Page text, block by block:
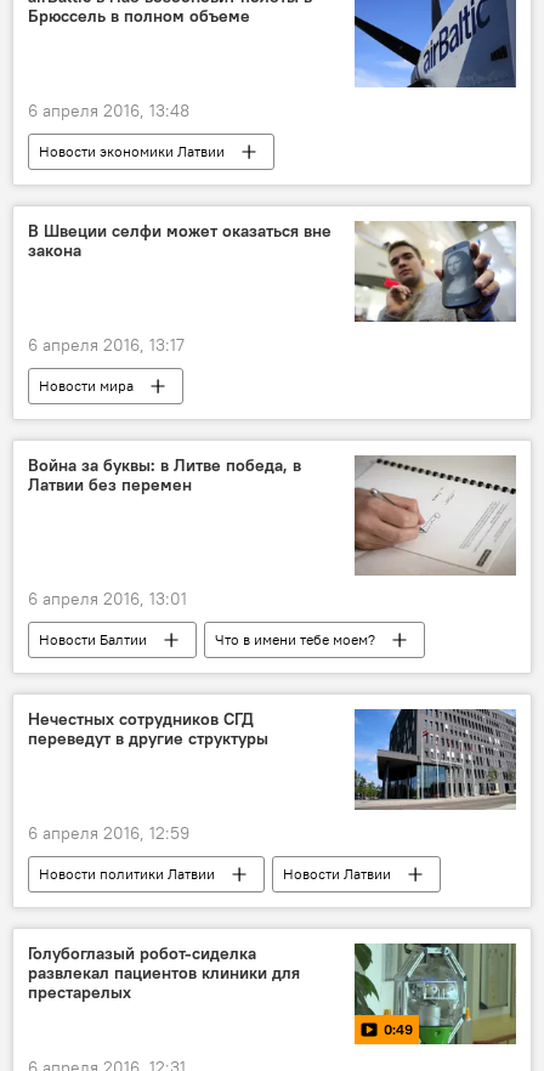
Брюссель в полном объеме
6 апреля 2016, 13:48
Новости экономики Латвии
В Швеции селфи может оказаться вне
закона
6 апреля 2016, 13:17
Новости мира
Война за буквы: в Литве победа, в
Латвии без перемен
6 апреля 2016, 13:01
Новости Балтии Что в имени тебе моем?
Нечестных сотрудников СГД
переведут в другие структуры
6 апреля 2016, 12:59
Новости политики Латвии Новости Латвии
Голубоглазый робот-сиделка
развлекал пациентов клиники для
престарелых
0:49